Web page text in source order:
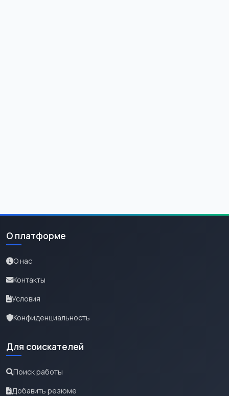
О платформе
О нас
Контакты
Условия
Конфиденциальность
Для соискателей
Поиск работы
Добавить резюме